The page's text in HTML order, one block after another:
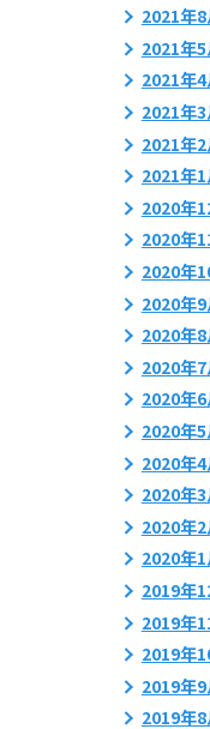
2021年8
2021年5
2021年4
2021年3
2021年2
2021年1
2020年
2020年
2020年
2020年9
2020年8
2020年7
2020年6
2020年5
2020年4
2020年3
2020年2
2020年1
2019年
2019年
2019年
2019年9
2019年8